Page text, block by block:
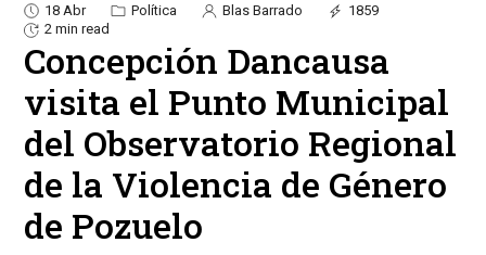
18 Abr Política Blas Barrado
1859
2 min read
Concepción Dancausa
visita el Punto Municipal
del Observatorio Regional
de la Violencia de Género
de Pozuelo